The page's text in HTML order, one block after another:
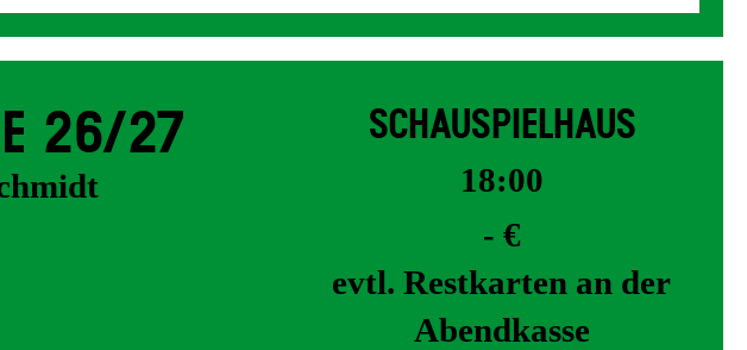
26/27 SCHAUSPIELHAUS
18:00
- €
evtl. Restkarten an der
Abendkasse